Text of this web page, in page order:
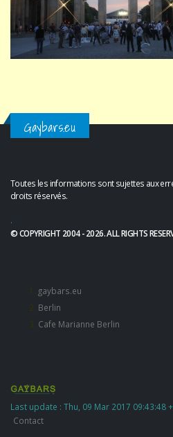
Gaybars.eu
Toutes les informations sont sujettes aux
droits réservés.
.
© COPYRIGHT 2004 - 2026. ALL RIGHTS
gaybars.eu
Berlin
Cafe Marianne Berlin
Last update : Thu, 09 Mar 2017 09:43:48
Contact